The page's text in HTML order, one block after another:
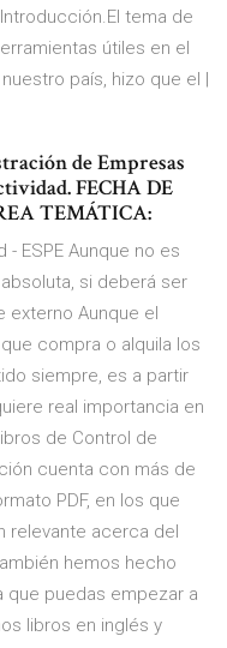
tema de
útiles en el
país, hizo que el |
de Empresas
FECHA DE
TEMÁTICA:
ESPE Aunque no es
si deberá ser
externo Aunque el
compra o alquila los
siempre, es a partir
real importancia en
de Control de
cuenta con más de
PDF, en los que
relevante acerca del
hemos hecho
que puedas empezar a
libros en inglés y